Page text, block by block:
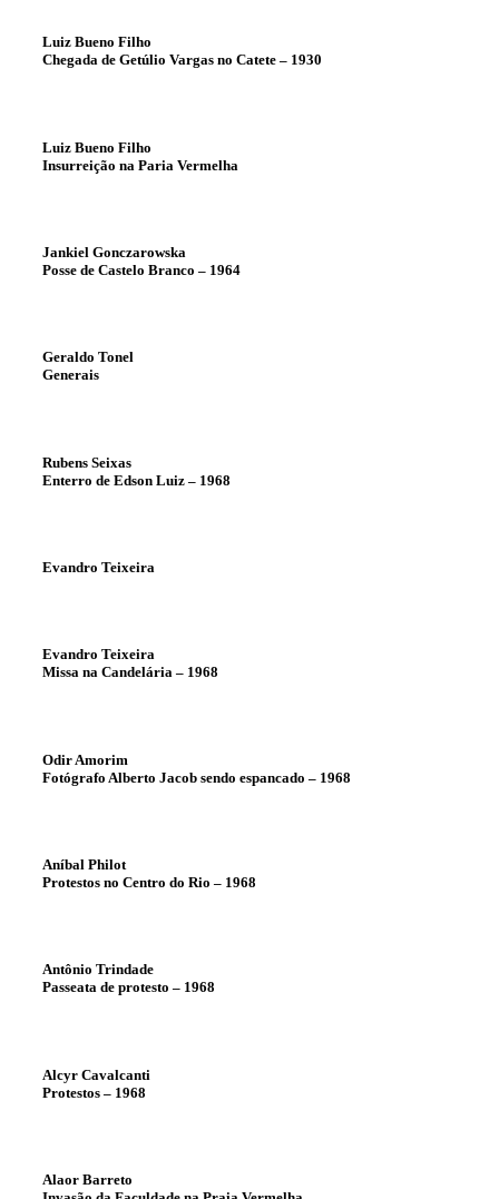
Luiz Bueno Filho
Chegada de Getúlio Vargas no Catete – 1930
Luiz Bueno Filho
Insurreição na Paria Vermelha
Jankiel Gonczarowska
Posse de Castelo Branco – 1964
Geraldo Tonel
Generais
Rubens Seixas
Enterro de Edson Luiz – 1968
Evandro Teixeira
Evandro Teixeira
Missa na Candelária – 1968
Odir Amorim
Fotógrafo Alberto Jacob sendo espancado – 1968
Aníbal Philot
Protestos no Centro do Rio – 1968
Antônio Trindade
Passeata de protesto – 1968
Alcyr Cavalcanti
Protestos – 1968
Alaor Barreto